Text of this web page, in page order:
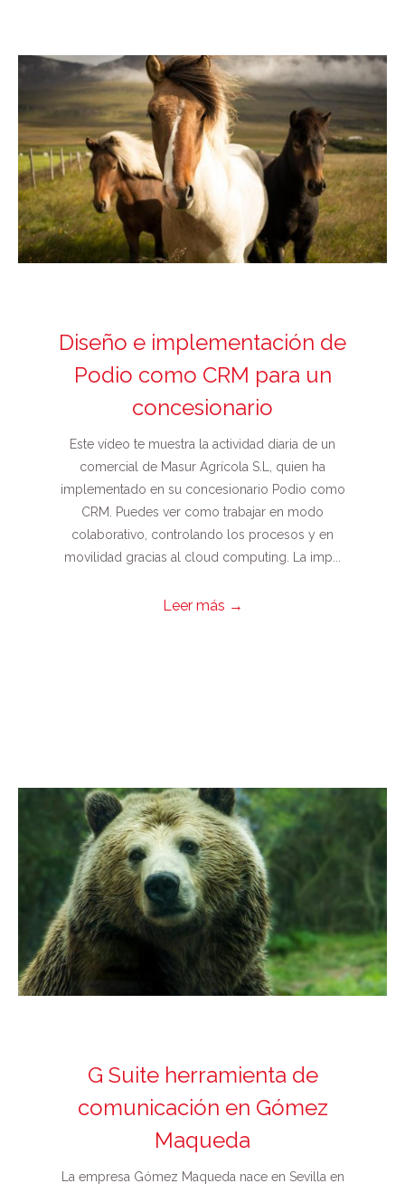
Diseño e implementación de
Podio como CRM para un
concesionario
Este vídeo te muestra la actividad diaria de un
comercial de Masur Agrícola S.L, quien ha
implementado en su concesionario Podio como
CRM. Puedes ver como trabajar en modo
colaborativo, controlando los procesos y en
movilidad gracias al cloud computing. La imp...
Leer más →
G Suite herramienta de
comunicación en Gómez
Maqueda
La empresa Gómez Maqueda nace en Sevilla en